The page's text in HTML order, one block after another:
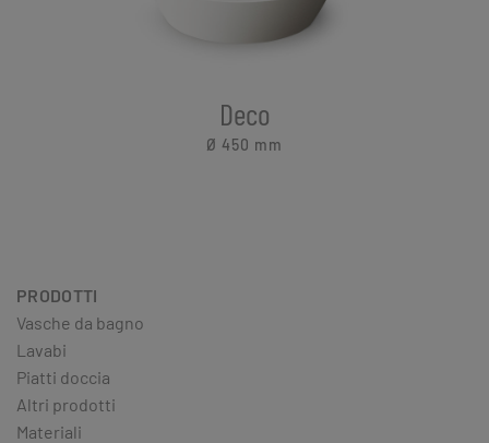
Deco
Ø 450 mm
PRODOTTI
Vasche da bagno
Lavabi
Piatti doccia
Altri prodotti
Materiali